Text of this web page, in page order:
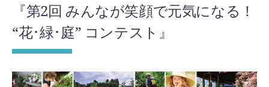
『第2回 みんなが笑顔で元気になる！
“花･緑･庭” コンテスト』